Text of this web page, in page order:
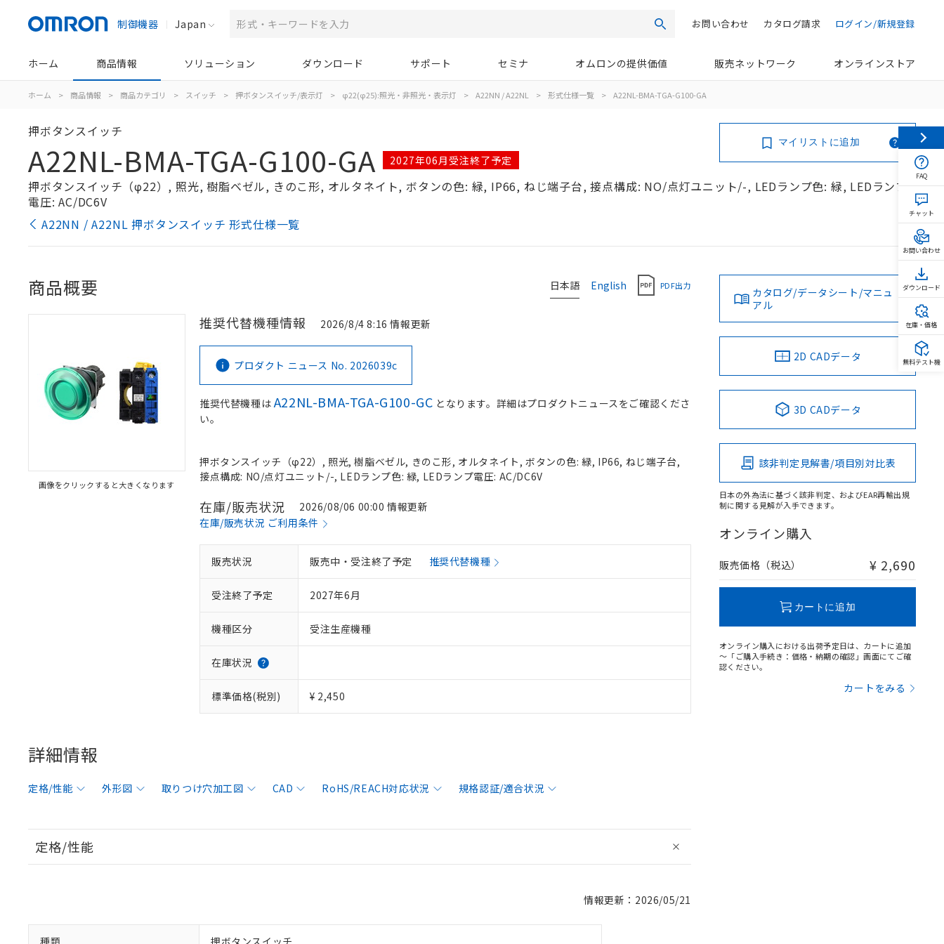
制御機器 Japan 検索 ログイン/新規登録
カタログ請求
お問い合わせ
ホーム 商品情報 ソリューション ダウンロード サポート セミナ オムロンの提供価値 販売ネットワーク オンラインストア
ホーム > 商品情報 > 商品カテゴリ > スイッチ > 押ボタンスイッチ/表示灯 > φ22(φ25):照光・非照光・表示灯 > A22NN / A22NL > 形式仕様一覧 > A22NL-BMA-TGA-G100-GA
押ボタンスイッチ
A22NL-BMA-TGA-G100-GA 2027年06月受注終了予定
押ボタンスイッチ（φ22）, 照光, 樹脂ベゼル, きのこ形, オルタネイト, ボタンの色: 緑, IP66, ねじ端子台, 接点構成: NO/点灯ユニット/-, LEDランプ色: 緑, LEDランプ
電圧: AC/DC6V
A22NN / A22NL 押ボタンスイッチ 形式仕様一覧
マイリストに追加
日本語 English PDF出力
商品概要
画像をクリックすると大きくなります
推奨代替機種情報 2026/8/4 8:16 情報更新
プロダクト ニュース No. 2026039c
推奨代替機種はA22NL-BMA-TGA-G100-GC となります。詳細はプロダクトニュースをご確認くださ
い。
押ボタンスイッチ（φ22）, 照光, 樹脂ベゼル, きのこ形, オルタネイト, ボタンの色: 緑, IP66, ねじ端子台,
接点構成: NO/点灯ユニット/-, LEDランプ色: 緑, LEDランプ電圧: AC/DC6V
在庫/販売状況
2026/08/06 00:00 情報更新
在庫/販売状況 ご利用条件
販売状況 販売中・受注終了予定 推奨代替機種
受注終了予定 2027年6月
機種区分 受注生産機種
在庫状況
標準価格(税別) ¥ 2,450
詳細情報
定格/性能 外形図 取りつけ穴加工図 CAD RoHS/REACH対応状況 規格認証/適合状況
定格/性能
情報更新：2026/05/21
種類 押ボタンスイッチ
カタログ/データシート/マニュ
アル
2D CADデータ
3D CADデータ
該非判定見解書/項目別対比表
日本の外為法に基づく該非判定、およびEAR再輸出規
制に関する見解が入手できます。
オンライン購入
販売価格（税込） ¥ 2,690
カートに追加
オンライン購入における出荷予定日は、カートに追加
～「ご購入手続き：価格・納期の確認」画面にてご確
認ください。
カートをみる
FAQ
チャット
お問い合わせ
ダウンロード
在庫・価格
無料テスト機